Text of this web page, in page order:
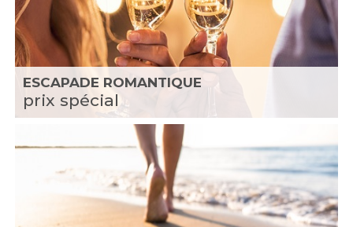
ESCAPADE ROMANTIQUE
prix spécial